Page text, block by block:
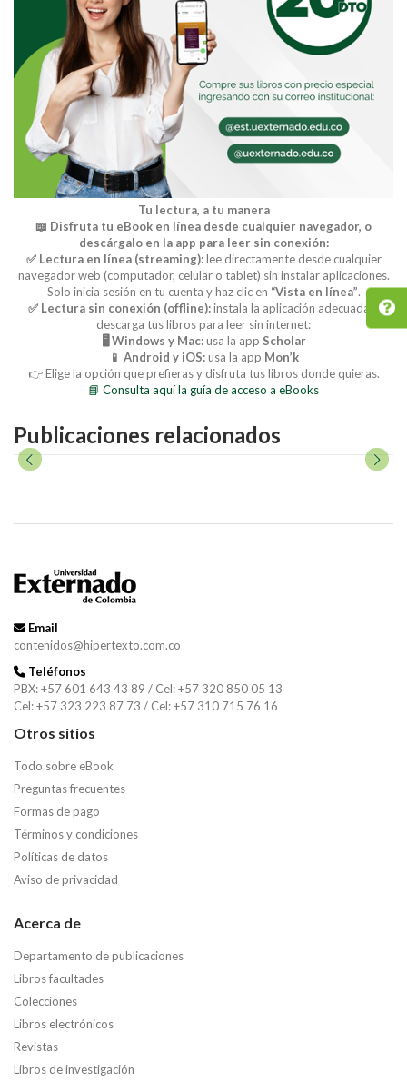
Tu lectura, a tu manera
📖 Disfruta tu eBook en línea desde cualquier navegador, o
descárgalo en la app para leer sin conexión:
✅ Lectura en línea (streaming):lee directamente desde cualquier
navegador web (computador, celular o tablet) sin instalar aplicaciones.
Solo inicia sesión en tu cuenta y haz clic en “Vista en línea”.
✅ Lectura sin conexión (offline):instala la aplicación adecuada y
descarga tus libros para leer sin internet:
🖥️ Windows y Mac:usa la app Scholar
📱 Android y iOS:usa la app Mon’k
👉 Elige la opción que prefieras y disfruta tus libros donde quieras.
📘 Consulta aquí la guía de acceso a eBooks
Publicaciones relacionados
Email
contenidos@hipertexto.com.co
Teléfonos
PBX: +57 601 643 43 89 / Cel: +57 320 850 05 13
Cel: +57 323 223 87 73 / Cel: +57 310 715 76 16
Otros sitios
Todo sobre eBook
Preguntas frecuentes
Formas de pago
Términos y condiciones
Políticas de datos
Aviso de privacidad
Acerca de
Departamento de publicaciones
Libros facultades
Colecciones
Libros electrónicos
Revistas
Libros de investigación